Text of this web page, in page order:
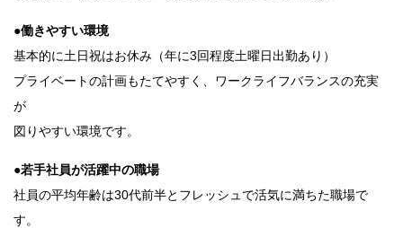
●働きやすい環境
基本的に土日祝はお休み（年に3回程度土曜日出勤あり）
プライベートの計画もたてやすく、ワークライフバランスの充実
が
図りやすい環境です。
●若手社員が活躍中の職場
社員の平均年齢は30代前半とフレッシュで活気に満ちた職場で
す。